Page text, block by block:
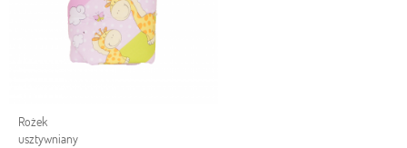
Rożek
usztywniany